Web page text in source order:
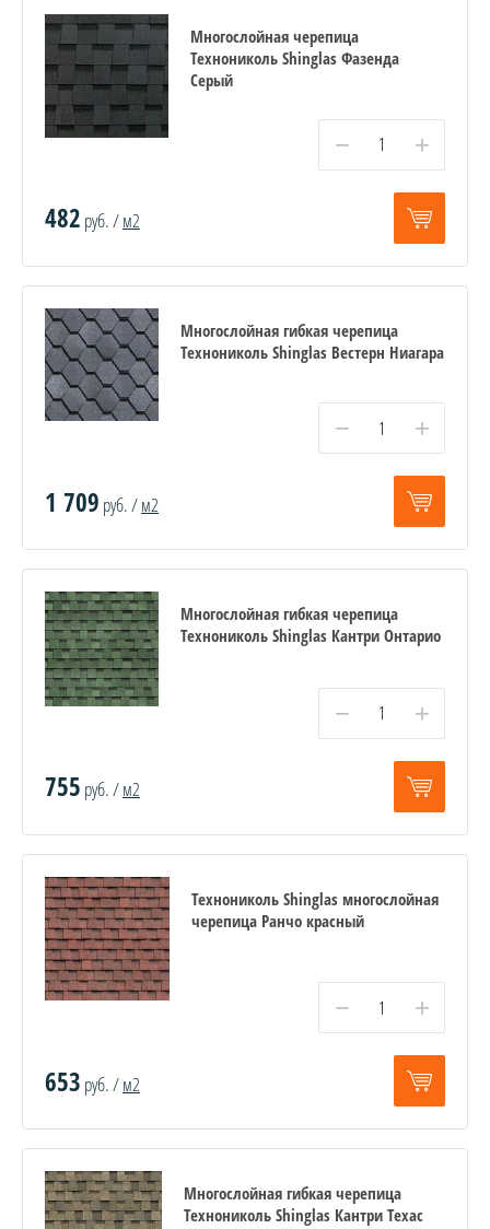
Многослойная черепица
Технониколь Shinglas Фазенда
Серый
− +
482 руб. /м2
Многослойная гибкая черепица
Технониколь Shinglas Вестерн Ниагара
− +
1 709 руб. /м2
Многослойная гибкая черепица
Технониколь Shinglas Кантри Онтарио
− +
755 руб. /м2
Технониколь Shinglas многослойная
черепица Ранчо красный
− +
653 руб. /м2
Многослойная гибкая черепица
Технониколь Shinglas Кантри Техас